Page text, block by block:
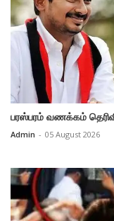
பரஸ்பரம் வணக்கம்
Admin - 05 August 2026